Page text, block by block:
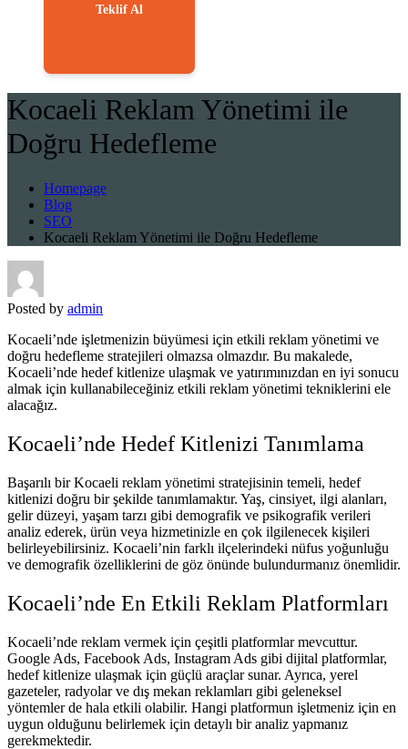
Teklif Al
Kocaeli Reklam Yönetimi ile
Doğru Hedefleme
Homepage
Blog
SEO
Kocaeli Reklam Yönetimi ile Doğru Hedefleme
Posted by admin
Kocaeli’nde işletmenizin büyümesi için etkili reklam yönetimi ve
doğru hedefleme stratejileri olmazsa olmazdır. Bu makalede,
Kocaeli’nde hedef kitlenize ulaşmak ve yatırımınızdan en iyi sonucu
almak için kullanabileceğiniz etkili reklam yönetimi tekniklerini ele
alacağız.
Kocaeli’nde Hedef Kitlenizi Tanımlama
Başarılı bir Kocaeli reklam yönetimi stratejisinin temeli, hedef
kitlenizi doğru bir şekilde tanımlamaktır. Yaş, cinsiyet, ilgi alanları,
gelir düzeyi, yaşam tarzı gibi demografik ve psikografik verileri
analiz ederek, ürün veya hizmetinizle en çok ilgilenecek kişileri
belirleyebilirsiniz. Kocaeli’nin farklı ilçelerindeki nüfus yoğunluğu
ve demografik özelliklerini de göz önünde bulundurmanız önemlidir.
Kocaeli’nde En Etkili Reklam Platformları
Kocaeli’nde reklam vermek için çeşitli platformlar mevcuttur.
Google Ads, Facebook Ads, Instagram Ads gibi dijital platformlar,
hedef kitlenize ulaşmak için güçlü araçlar sunar. Ayrıca, yerel
gazeteler, radyolar ve dış mekan reklamları gibi geleneksel
yöntemler de hala etkili olabilir. Hangi platformun işletmeniz için en
uygun olduğunu belirlemek için detaylı bir analiz yapmanız
gerekmektedir.